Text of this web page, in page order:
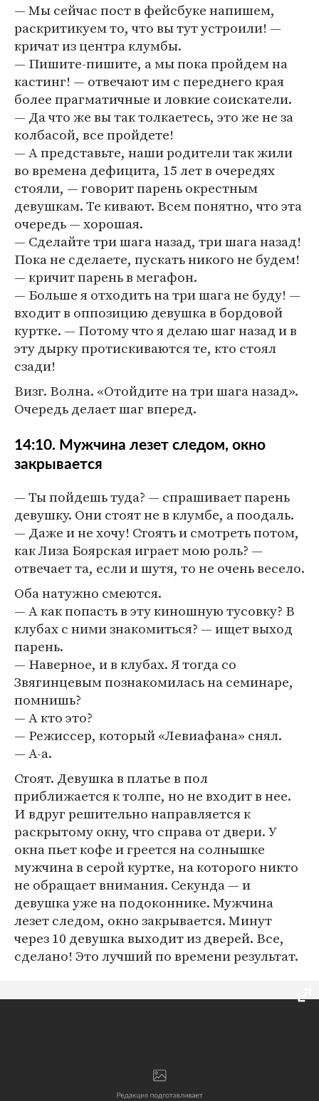
— Мы сейчас пост в фейсбуке напишем,
раскритикуем то, что вы тут устроили! —
кричат из центра клумбы.
— Пишите-пишите, а мы пока пройдем на
кастинг! — отвечают им с переднего края
более прагматичные и ловкие соискатели.
— Да что же вы так толкаетесь, это же не за
колбасой, все пройдете!
— А представьте, наши родители так жили
во времена дефицита, 15 лет в очередях
стояли, — говорит парень окрестным
девушкам. Те кивают. Всем понятно, что эта
очередь — хорошая.
— Сделайте три шага назад, три шага назад!
Пока не сделаете, пускать никого не будем!
— кричит парень в мегафон.
— Больше я отходить на три шага не буду! —
входит в оппозицию девушка в бордовой
куртке. — Потому что я делаю шаг назад и в
эту дырку протискиваются те, кто стоял
сзади!
Визг. Волна. «Отойдите на три шага назад».
Очередь делает шаг вперед.
14:10. Мужчина лезет следом, окно
закрывается
— Ты пойдешь туда? — спрашивает парень
девушку. Они стоят не в клумбе, а поодаль.
— Даже и не хочу! Стоять и смотреть потом,
как Лиза Боярская играет мою роль? —
отвечает та, если и шутя, то не очень весело.
Оба натужно смеются.
— А как попасть в эту киношную тусовку? В
клубах с ними знакомиться? — ищет выход
парень.
— Наверное, и в клубах. Я тогда со
Звягинцевым познакомилась на семинаре,
помнишь?
— А кто это?
— Режиссер, который «Левиафана» снял.
— А-а.
Стоят. Девушка в платье в пол
приближается к толпе, но не входит в нее.
И вдруг решительно направляется к
раскрытому окну, что справа от двери. У
окна пьет кофе и греется на солнышке
мужчина в серой куртке, на которого никто
не обращает внимания. Секунда — и
девушка уже на подоконнике. Мужчина
лезет следом, окно закрывается. Минут
через 10 девушка выходит из дверей. Все,
сделано! Это лучший по времени результат.